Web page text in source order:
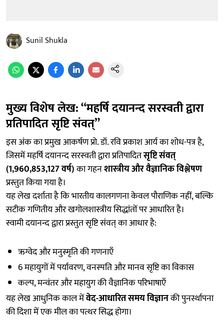
Sunil Shukla
मुख्य विशेष लेख: “महर्षि दयानन्द सरस्वती द्वारा
प्रतिपादित सृष्टि संवत्”
इस अंक का प्रमुख आकर्षण प्रो. डॉ. रवि प्रकाश आर्य का शोध-पत्र है,
जिसमें महर्षि दयानन्द सरस्वती द्वारा प्रतिपादितसृष्टि संवत्
(1,960,853,127 वर्ष)का गहनशास्त्रीय और वैज्ञानिक विश्लेषण
प्रस्तुत किया गया है।
यह लेख दर्शाता है कि भारतीय कालगणना केवल पौराणिक नहीं, बल्कि
सटीक गणितीय और खगोलशास्त्रीय सिद्धांतों पर आधारित है।
स्वामी दयानन्द द्वारा प्रस्तुत सृष्टि संवत् का आधार है:
ऋग्वेद और मनुस्मृति की गणनाएँ
6 महायुगों में पर्यावरण, वनस्पति और मानव सृष्टि का विकास
कल्प, मन्वंतर और महायुग की वैज्ञानिक परिभाषाएँ
यह लेख आधुनिक काल मेंवेद-आधारित समय विज्ञानकी पुनर्स्थापना
की दिशा में एक मील का पत्थर सिद्ध होगा।